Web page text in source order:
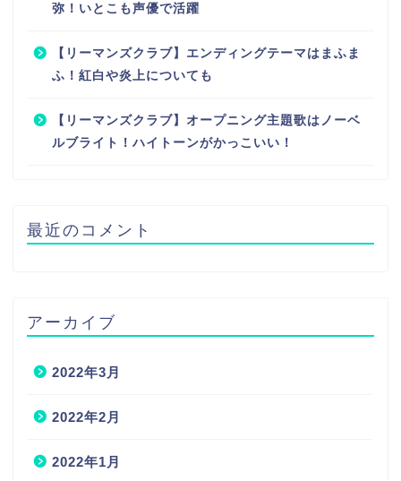
弥！いとこも声優で活躍
【リーマンズクラブ】エンディングテーマはまふま
ふ！紅白や炎上についても
【リーマンズクラブ】オープニング主題歌はノーベ
ルブライト！ハイトーンがかっこいい！
最近のコメント
アーカイブ
2022年3月
2022年2月
2022年1月